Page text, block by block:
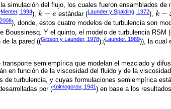
simulación del flujo, los cuales fueron ensamblados de
Menter, 1994),k − e
k- e estándar (Launder y Spalding, 1972),k −
k- ω
), donde, estos cuatro modelos de turbulencia son
Boussinesq. Y el quinto, el modelo de turbulencia RSM (
de la pared ((Gibson y Launder, 1978);(Launder, 1989)), la cual
semiempírica que modelan el mezclado y
en función de la viscosidad del fluido y de la
de turbulencia, y cuyas formulaciones semiempírica
por (Kolmogorov, 1941) en base a los